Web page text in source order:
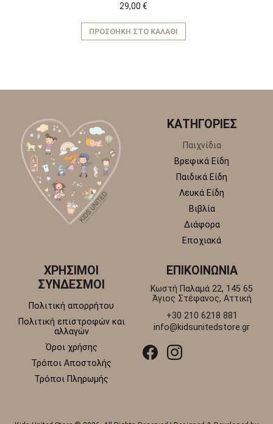
29,00 €
ΠΡΟΣΘΉΚΗ ΣΤΟ ΚΑΛΆΘΙ
ΚΑΤΗΓΟΡΙΕΣ
Παιχνίδια
Βρεφικά Είδη
Παιδικά Είδη
Λευκά Είδη
Βιβλία
Διάφορα
Εποχιακά
ΧΡΗΣΙΜΟΙ
ΣΥΝΔΕΣΜΟΙ
Πολιτική απορρήτου
Πολιτική επιστροφών και
αλλαγών
Όροι χρήσης
Τρόποι Αποστολής
Τρόποι Πληρωμής
ΕΠΙΚΟΙΝΩΝΙΑ
Κωστή Παλαμά 22, 145 65
Άγιος Στέφανος, Αττική
+30 210 6218 881
info@kidsunitedstore.gr